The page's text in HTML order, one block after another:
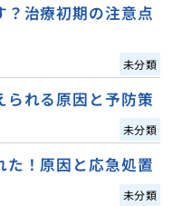
？治療初期の注意点
未分類
られる原因と予防策
未分類
た！原因と応急処置
未分類